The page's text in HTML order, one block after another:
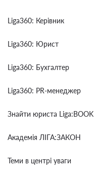
Liga360: Керівник
Liga360: Юрист
Liga360: Бухгалтер
Liga360: PR-менеджер
Знайти юриста Liga:BOOK
Академія ЛІГА:ЗАКОН
Теми в центрі уваги